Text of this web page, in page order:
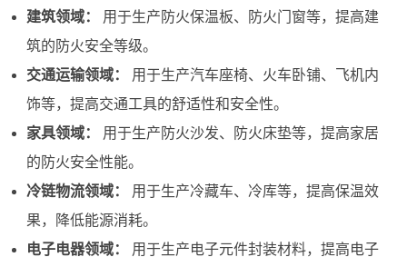
建筑领域：
用于生产防火保温板、防火门窗等，提高建
筑的防火安全等级。
交通运输领域：
用于生产汽车座椅、火车卧铺、飞机内
饰等，提高交通工具的舒适性和安全性。
家具领域：
用于生产防火沙发、防火床垫等，提高家居
的防火安全性能。
冷链物流领域：
用于生产冷藏车、冷库等，提高保温效
果，降低能源消耗。
电子电器领域：
用于生产电子元件封装材料，提高电子